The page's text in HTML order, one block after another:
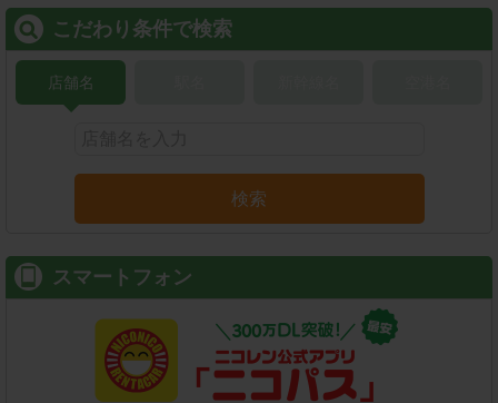
こだわり条件で検索
店舗名
検索
スマートフォン